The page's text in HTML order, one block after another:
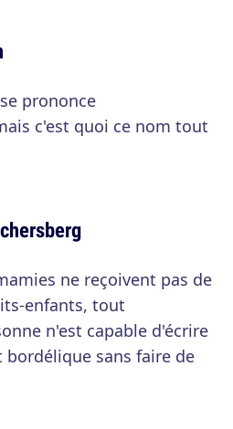
prononce
c'est quoi ce nom tout
ne reçoivent pas de
enfants, tout
n'est capable d'écrire
sans faire de